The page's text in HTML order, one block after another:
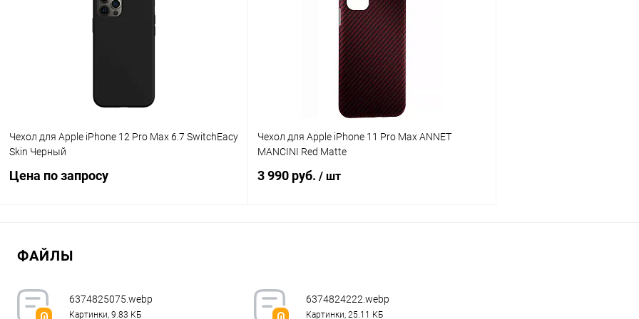
К сравнению
В наличии
Чехол для Apple iPhone 12 Pro Max 6.7 SwitchEacy
Skin Черный
Цена по запросу
В избранное
Чехол для Apple iPhone 11 Pro Max ANNET
MANCINI Red Matte
3 990 руб. / шт
В избранное
ФАЙЛЫ
6374825075.webp
Картинки, 9.83 КБ
6374824222.webp
Картинки, 25.11 КБ